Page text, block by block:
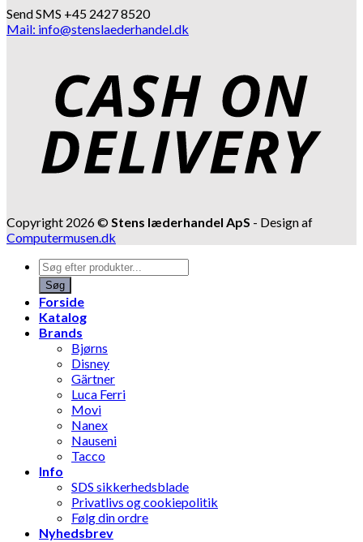
Send SMS +45 2427 8520
Mail: info@stenslaederhandel.dk
Copyright 2026 © Stens læderhandel ApS - Design af
Computermusen.dk
Products
search
Søg
Forside
Katalog
Brands
Bjørns
Disney
Gärtner
Luca Ferri
Movi
Nanex
Nauseni
Tacco
Info
SDS sikkerhedsblade
Privatlivs og cookiepolitik
Følg din ordre
Nyhedsbrev